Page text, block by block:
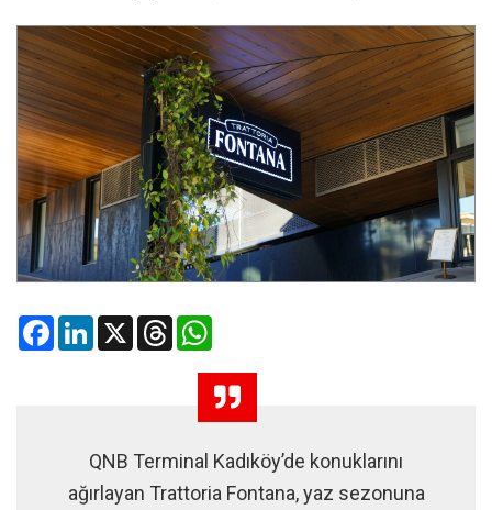
FacebookLinkedIn
X Threads
QNB Terminal Kadıköy’de konuklarını
ağırlayan Trattoria Fontana, yaz sezonuna